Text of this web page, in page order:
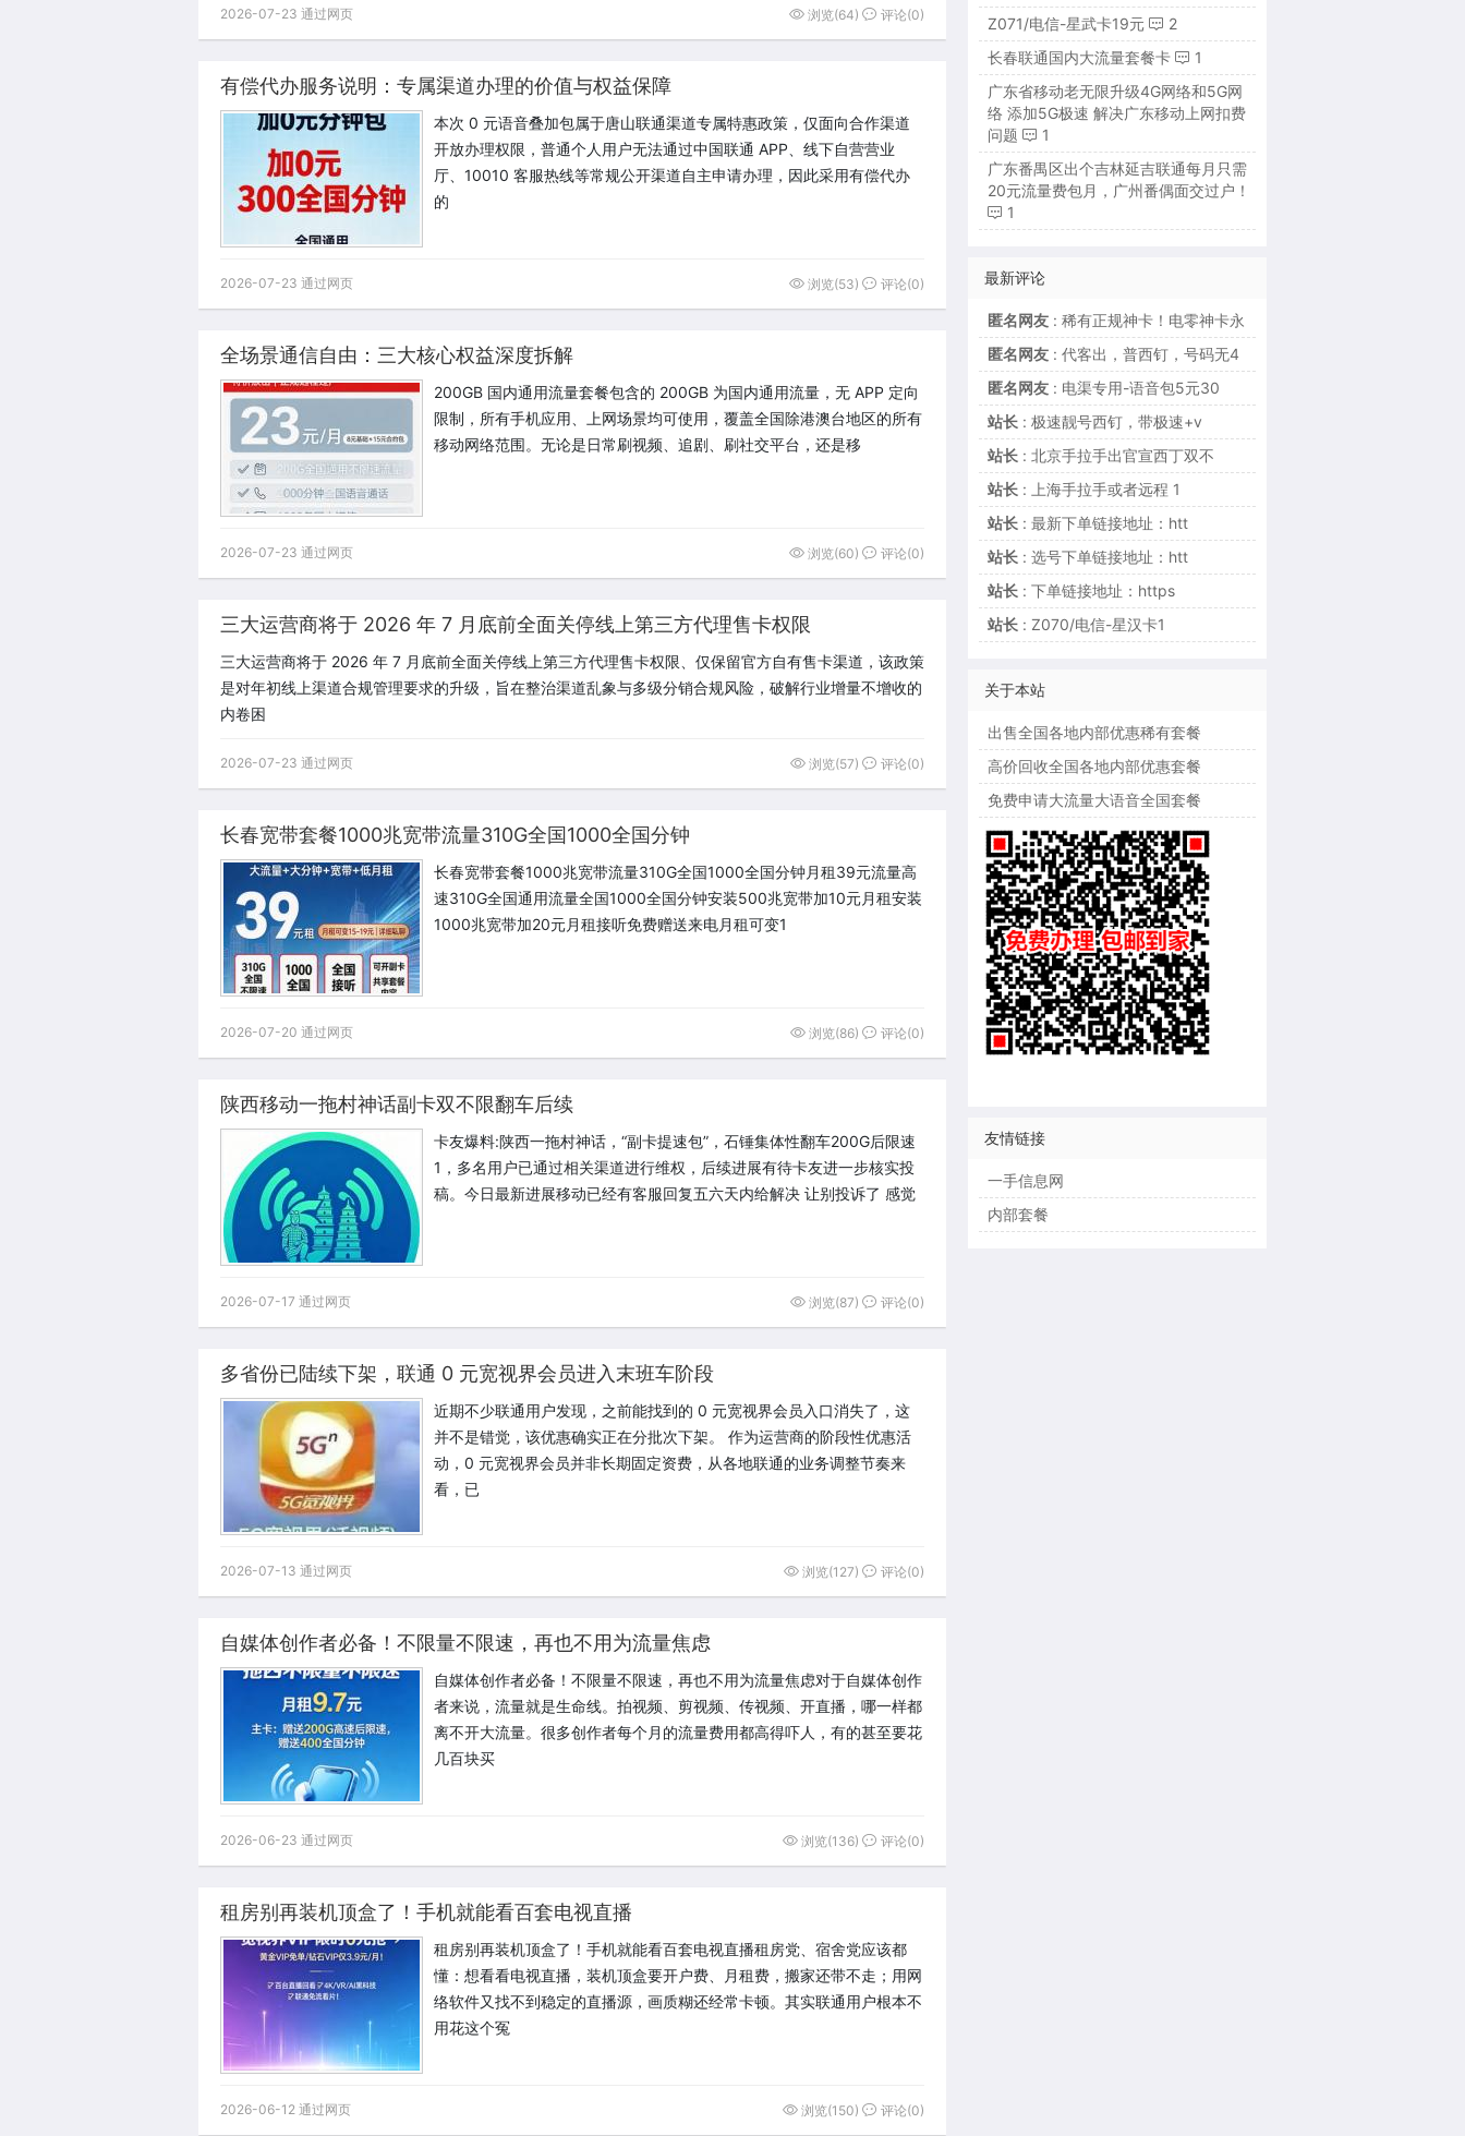
2026-07-23 通过网页 浏览(64) 评论(0)
有偿代办服务说明：专属渠道办理的价值与权益保障
本次 0 元语音叠加包属于唐山联通渠道专属特惠政策，仅面向合作渠道
开放办理权限，普通个人用户无法通过中国联通 APP、线下自营营业
厅、10010 客服热线等常规公开渠道自主申请办理，因此采用有偿代办
的
2026-07-23 通过网页 浏览(53) 评论(0)
全场景通信自由：三大核心权益深度拆解
200GB 国内通用流量套餐包含的 200GB 为国内通用流量，无 APP 定向
限制，所有手机应用、上网场景均可使用，覆盖全国除港澳台地区的所有
移动网络范围。无论是日常刷视频、追剧、刷社交平台，还是移
2026-07-23 通过网页 浏览(60) 评论(0)
三大运营商将于 2026 年 7 月底前全面关停线上第三方代理售卡权限
三大运营商将于 2026 年 7 月底前全面关停线上第三方代理售卡权限、仅保留官方自有售卡渠道，该政策
是对年初线上渠道合规管理要求的升级，旨在整治渠道乱象与多级分销合规风险，破解行业增量不增收的
内卷困
2026-07-23 通过网页 浏览(57) 评论(0)
长春宽带套餐1000兆宽带流量310G全国1000全国分钟
长春宽带套餐1000兆宽带流量310G全国1000全国分钟月租39元流量高
速310G全国通用流量全国1000全国分钟安装500兆宽带加10元月租安装
1000兆宽带加20元月租接听免费赠送来电月租可变1
2026-07-20 通过网页 浏览(86) 评论(0)
陕西移动一拖村神话副卡双不限翻车后续
卡友爆料:陕西一拖村神话，“副卡提速包”，石锤集体性翻车200G后限速
1，多名用户已通过相关渠道进行维权，后续进展有待卡友进一步核实投
稿。今日最新进展移动已经有客服回复五六天内给解决 让别投诉了 感觉
2026-07-17 通过网页 浏览(87) 评论(0)
多省份已陆续下架，联通 0 元宽视界会员进入末班车阶段
近期不少联通用户发现，之前能找到的 0 元宽视界会员入口消失了，这
并不是错觉，该优惠确实正在分批次下架。 作为运营商的阶段性优惠活
动，0 元宽视界会员并非长期固定资费，从各地联通的业务调整节奏来
看，已
2026-07-13 通过网页 浏览(127) 评论(0)
自媒体创作者必备！不限量不限速，再也不用为流量焦虑
自媒体创作者必备！不限量不限速，再也不用为流量焦虑对于自媒体创作
者来说，流量就是生命线。拍视频、剪视频、传视频、开直播，哪一样都
离不开大流量。很多创作者每个月的流量费用都高得吓人，有的甚至要花
几百块买
2026-06-23 通过网页 浏览(136) 评论(0)
租房别再装机顶盒了！手机就能看百套电视直播
租房别再装机顶盒了！手机就能看百套电视直播租房党、宿舍党应该都
懂：想看看电视直播，装机顶盒要开户费、月租费，搬家还带不走；用网
络软件又找不到稳定的直播源，画质糊还经常卡顿。其实联通用户根本不
用花这个冤
2026-06-12 通过网页 浏览(150) 评论(0)
Z071/电信-星武卡19元
2
长春联通国内大流量套餐卡
1
广东省移动老无限升级4G网络和5G网
络 添加5G极速 解决广东移动上网扣费
问题
1
广东番禺区出个吉林延吉联通每月只需
20元流量费包月，广州番偶面交过户！
1
最新评论
匿名网友: 稀有正规神卡！电零神卡永
匿名网友: 代客出，普西钉，号码无4
匿名网友: 电渠专用-语音包5元30
站长: 极速靓号西钉，带极速+v
站长: 北京手拉手出官宣西丁双不
站长: 上海手拉手或者远程 1
站长: 最新下单链接地址：htt
站长: 选号下单链接地址：htt
站长: 下单链接地址：https
站长: Z070/电信-星汉卡1
关于本站
出售全国各地内部优惠稀有套餐
高价回收全国各地内部优惠套餐
免费申请大流量大语音全国套餐
友情链接
一手信息网
内部套餐